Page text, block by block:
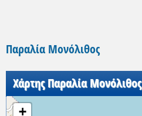
Παραλία Μονόλιθος
Χάρτης Παραλία Μονόλιθος
+